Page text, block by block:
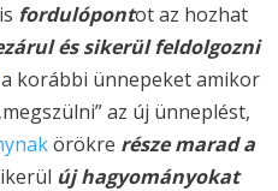
fordulópontotaz hozhat
és sikerül feldolgozni
a korábbi ünnepeket amikor
az új ünneplést,
örökre része marad a
új hagyományokat